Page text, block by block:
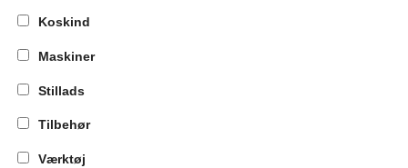
Koskind
Maskiner
Stillads
Tilbehør
Værktøj